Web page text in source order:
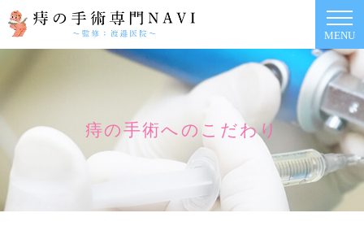
MENU
痔の手術へのこだわり